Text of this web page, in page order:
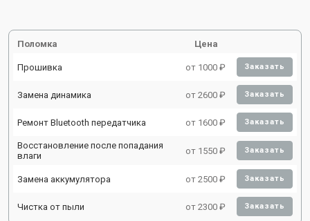
Поломка Цена
Прошивка от 1000 ₽ Заказать
Замена динамика от 2600 ₽ Заказать
Ремонт Bluetooth передатчика от 1600 ₽ Заказать
Восстановление после попадания
влаги
от 1550 ₽ Заказать
Замена аккумулятора от 2500 ₽ Заказать
Чистка от пыли от 2300 ₽ Заказать